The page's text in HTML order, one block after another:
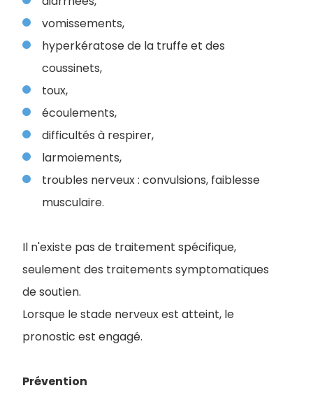
vomissements,
hyperkératose de la truffe et des
coussinets,
toux,
écoulements,
difficultés à respirer,
larmoiements,
troubles nerveux : convulsions, faiblesse
musculaire.
Il n'existe pas de traitement spécifique,
seulement des traitements symptomatiques
de soutien.
Lorsque le stade nerveux est atteint, le
pronostic est engagé.
Prévention